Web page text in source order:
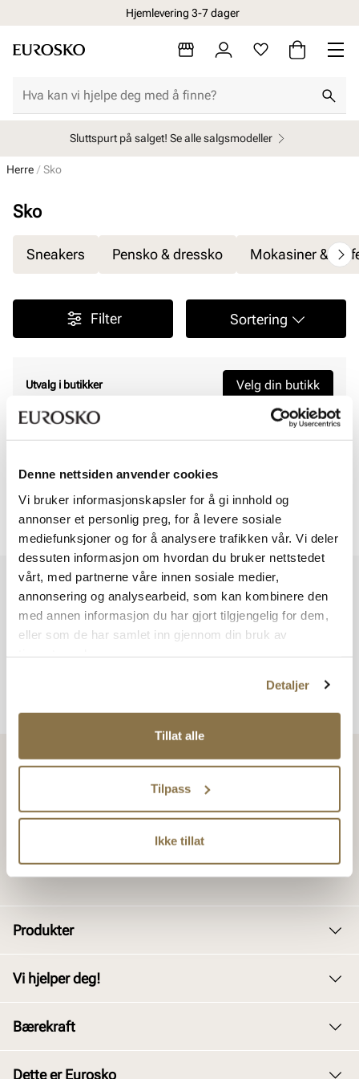
Denne nettsiden anvender cookies
Vi bruker informasjonskapsler for å gi innhold og
annonser et personlig preg, for å levere sosiale
mediefunksjoner og for å analysere trafikken vår. Vi deler
dessuten informasjon om hvordan du bruker nettstedet
vårt, med partnerne våre innen sosiale medier,
annonsering og analysearbeid, som kan kombinere den
med annen informasjon du har gjort tilgjengelig for dem,
eller som de har samlet inn gjennom din bruk av
Detaljer
Tillat alle
Tilpass
Ikke tillat
Hjemlevering 3-7 dager
Sluttspurt på salget! Se alle salgsmodeller
Herre Sko
Sko
Sneakers Pensko & dressko Mokasiner &
Filter Sortering
Utvalg i butikker Velg din butikk
Viser0av0
Viser0av 0
Vi har mer å by på – ta en titt hos våre andre konsepter!
Produkter
Barn
Vi hjelper deg!
Bærekraft
Dette er Eurosko